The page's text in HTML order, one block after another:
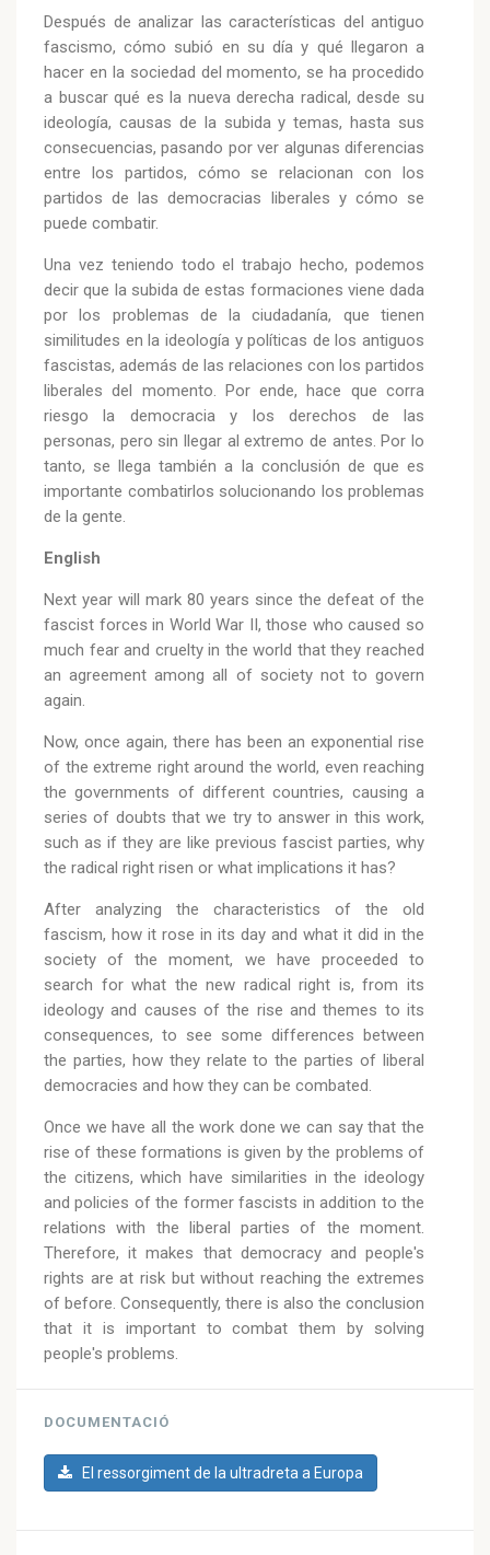
Después de analizar las características del antiguo
fascismo, cómo subió en su día y qué llegaron a
hacer en la sociedad del momento, se ha procedido
a buscar qué es la nueva derecha radical, desde su
ideología, causas de la subida y temas, hasta sus
consecuencias, pasando por ver algunas diferencias
entre los partidos, cómo se relacionan con los
partidos de las democracias liberales y cómo se
puede combatir.
Una vez teniendo todo el trabajo hecho, podemos
decir que la subida de estas formaciones viene dada
por los problemas de la ciudadanía, que tienen
similitudes en la ideología y políticas de los antiguos
fascistas, además de las relaciones con los partidos
liberales del momento. Por ende, hace que corra
riesgo la democracia y los derechos de las
personas, pero sin llegar al extremo de antes. Por lo
tanto, se llega también a la conclusión de que es
importante combatirlos solucionando los problemas
de la gente.
English
Next year will mark 80 years since the defeat of the
fascist forces in World War II, those who caused so
much fear and cruelty in the world that they reached
an agreement among all of society not to govern
again.
Now, once again, there has been an exponential rise
of the extreme right around the world, even reaching
the governments of different countries, causing a
series of doubts that we try to answer in this work,
such as if they are like previous fascist parties, why
the radical right risen or what implications it has?
After analyzing the characteristics of the old
fascism, how it rose in its day and what it did in the
society of the moment, we have proceeded to
search for what the new radical right is, from its
ideology and causes of the rise and themes to its
consequences, to see some differences between
the parties, how they relate to the parties of liberal
democracies and how they can be combated.
Once we have all the work done we can say that the
rise of these formations is given by the problems of
the citizens, which have similarities in the ideology
and policies of the former fascists in addition to the
relations with the liberal parties of the moment.
Therefore, it makes that democracy and people's
rights are at risk but without reaching the extremes
of before. Consequently, there is also the conclusion
that it is important to combat them by solving
people's problems.
DOCUMENTACIÓ
El ressorgiment de la ultradreta a Europa